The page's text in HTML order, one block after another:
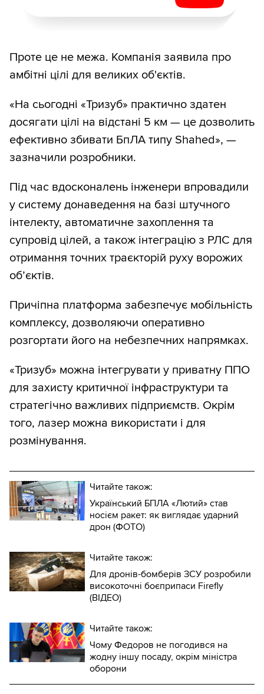
Проте це не межа. Компанія заявила про
амбітні цілі для великих об'єктів.
«На сьогодні «Тризуб» практично здатен
досягати цілі на відстані 5 км — це дозволить
ефективно збивати БпЛА типу Shahed», —
зазначили розробники.
Під час вдосконалень інженери впровадили
у систему донаведення на базі штучного
інтелекту, автоматичне захоплення та
супровід цілей, а також інтеграцію з РЛС для
отримання точних траєкторій руху ворожих
об’єктів.
Причіпна платформа забезпечує мобільність
комплексу, дозволяючи оперативно
розгортати його на небезпечних напрямках.
«Тризуб» можна інтегрувати у приватну ППО
для захисту критичної інфраструктури та
стратегічно важливих підприємств. Окрім
того, лазер можна використати і для
розмінування.
Читайте також:
Український БПЛА «Лютий» став
носієм ракет: як виглядає ударний
дрон (ФОТО)
Читайте також:
Для дронів-бомберів ЗСУ розробили
високоточні боєприпаси Firefly
(ВІДЕО)
Читайте також:
Чому Федоров не погодився на
жодну іншу посаду, окрім міністра
оборони